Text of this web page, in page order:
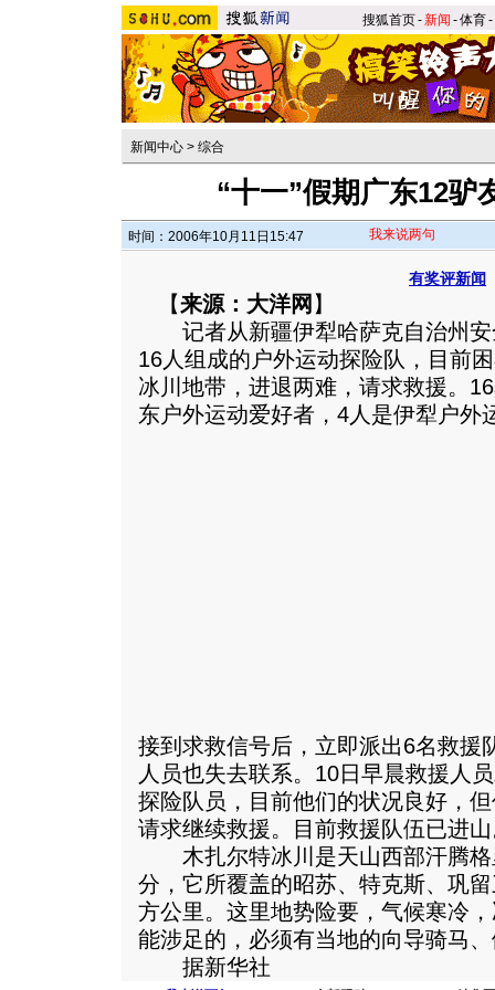
搜狐首页-新闻 -体育-
新闻中心 > 综合
“十一”假期广东12驴
时间：2006年10月11日15:47 我来说两句
有奖评新闻
【来源：大洋网 】
记者从新疆伊犁哈萨克自治州安
16人组成的户外运动探险队，目前
冰川地带，进退两难，请求救援。
东户外运动爱好者，4人是伊犁户外
接到求救信号后，立即派出6名救援
人员也失去联系。10日早晨救援人
探险队员，目前他们的状况良好，
请求继续救援。目前救援队伍已进
木扎尔特冰川是天山西部汗腾格
分，它所覆盖的昭苏、特克斯、巩
方公里。这里地势险要，气候寒冷
能涉足的，必须有当地的向导骑马
据新华社